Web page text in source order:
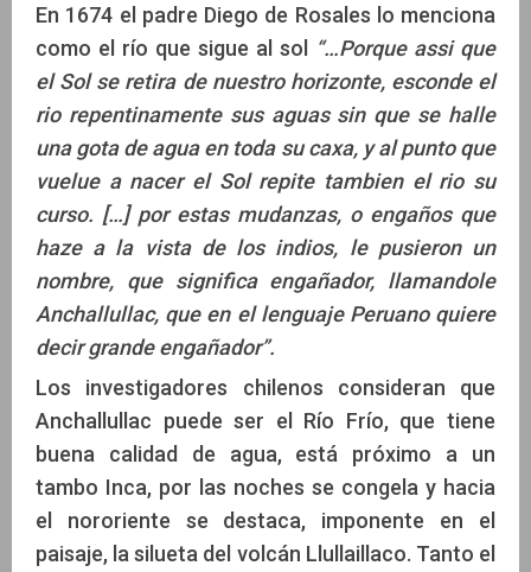
En 1674 el padre Diego de Rosales lo menciona
como el río que sigue al sol “…Porque assi que
el Sol se retira de nuestro horizonte, esconde el
rio repentinamente sus aguas sin que se halle
una gota de agua en toda su caxa, y al punto que
vuelue a nacer el Sol repite tambien el rio su
curso. […] por estas mudanzas, o engaños que
haze a la vista de los indios, le pusieron un
nombre, que significa engañador, llamandole
Anchallullac, que en el lenguaje Peruano quiere
decir grande engañador”.
Los investigadores chilenos consideran que
Anchallullac puede ser el Río Frío, que tiene
buena calidad de agua, está próximo a un
tambo Inca, por las noches se congela y hacia
el nororiente se destaca, imponente en el
paisaje, la silueta del volcán Llullaillaco. Tanto el